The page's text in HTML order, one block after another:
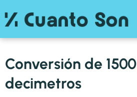
Conversión de
decimetros